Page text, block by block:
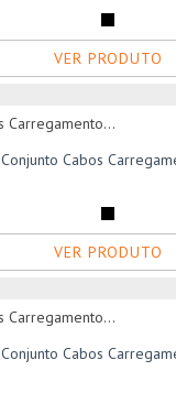
VER PRODUTO
Conjunto Cabos
VER PRODUTO
Conjunto Cabos